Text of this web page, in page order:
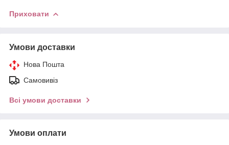
Приховати
Умови доставки
Нова Пошта
Самовивіз
Всі умови доставки
Умови оплати